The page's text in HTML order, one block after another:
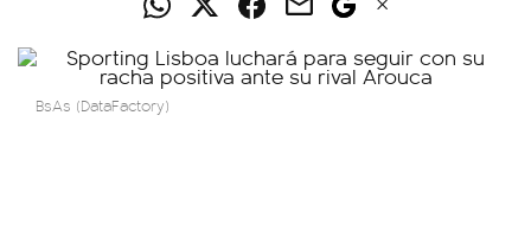
BsAs (DataFactory)